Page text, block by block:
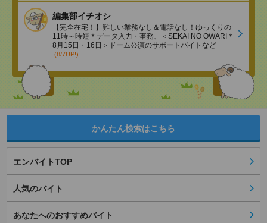
編集部イチオシ
【完全在宅！】難しい業務なし＆電話なし！ゆっくりの
11時～時短＊データ入力・事務、＜SEKAI NO OWARI＊
8月15日・16日＞ドーム公演のサポートバイトなど
(8/7UP!)
かんたん検索はこちら
エンバイトTOP
人気のバイト
あなたへのおすすめバイト